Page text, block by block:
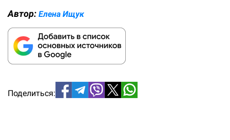
Автор: Елена Ищук
Поделиться: